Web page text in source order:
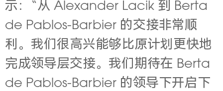
示：“从 Alexander Lacik 到 Berta
de Pablos-Barbier 的交接非常顺
利。我们很高兴能够比原计划更快地
完成领导层交接。我们期待在 Berta
de Pablos-Barbier 的领导下开启下